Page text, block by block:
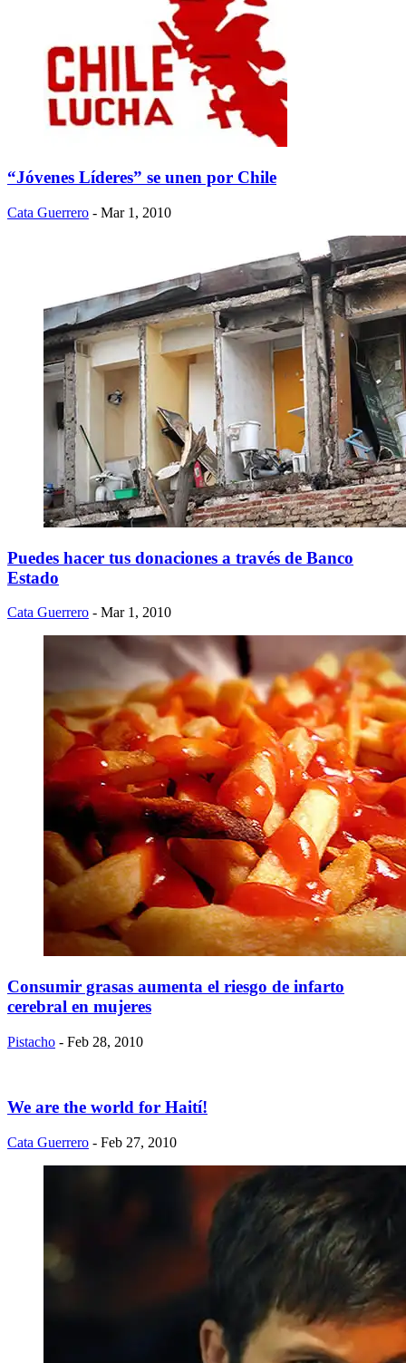
“Jóvenes Líderes” se unen por Chile
Cata Guerrero - Mar 1, 2010
Puedes hacer tus donaciones a través de Banco
Estado
Cata Guerrero - Mar 1, 2010
Consumir grasas aumenta el riesgo de infarto
cerebral en mujeres
Pistacho - Feb 28, 2010
We are the world for Haití!
Cata Guerrero - Feb 27, 2010